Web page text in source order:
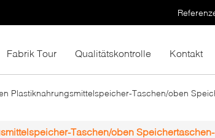
Fabrik Tour Qualitätskontrolle Kontakt
Plastiknahrungsmittelspeicher-Taschen/oben
Taschen/oben Speichertaschen-